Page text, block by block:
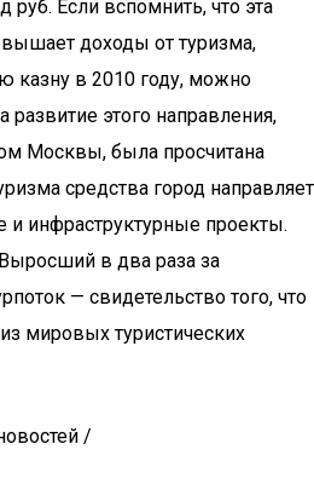
руб. Если вспомнить, что эта
доходы от туризма,
казну в 2010 году, можно
развитие этого направления,
Москвы, была просчитана
средства город направляет
инфраструктурные проекты.
в два раза за
— свидетельство того, что
мировых туристических
/